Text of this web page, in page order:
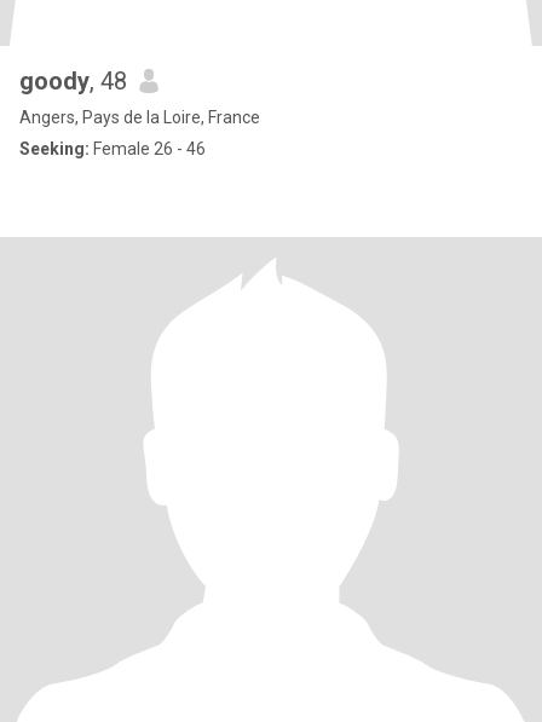
goody, 48
Angers, Pays de la Loire, France
Seeking: Female 26 - 46